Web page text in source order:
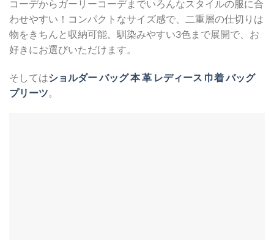
コーデからガーリーコーデまでいろんなスタイルの服に合
わせやすい！コンパクトなサイズ感で、二重層の仕切りは
物をきちんと収納可能。馴染みやすい3色まで展開で、お
好きにお選びいただけます。
そしてはショルダー バッグ 本 革 レディース 巾着 バッグ
プリーツ。